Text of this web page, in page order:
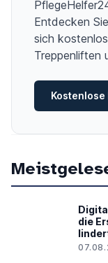
Entdecken
sich
Treppenliften
die